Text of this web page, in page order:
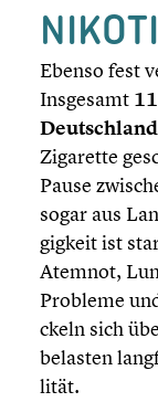
Ebenso fest
Insgesamt
Zigarette
Pause
sogar aus
gig­keit ist
Atemnot,
Probleme
ckeln sich
belasten
li­tät.